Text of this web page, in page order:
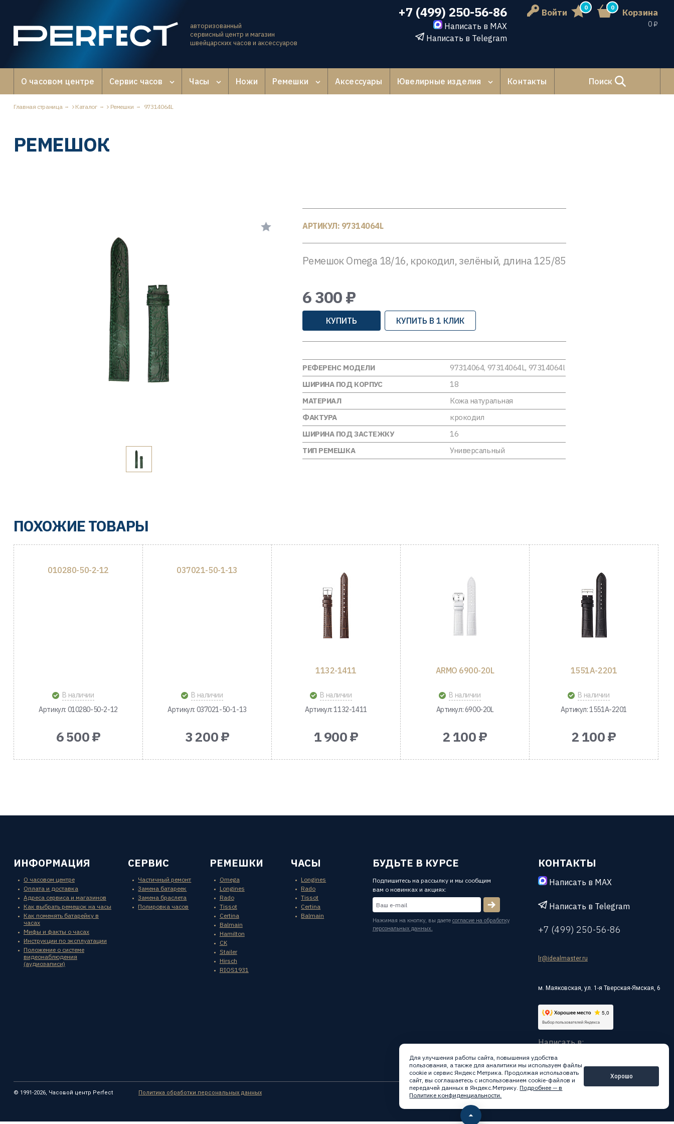
авторизованный
сервисный центр и магазин
швейцарских часов и аксессуаров
+7 (499) 250-56-86
Написать в MAX
Написать в Telegram
Войти 0 0 Корзина
0 ₽
О часовом центре Сервис часов Часы Ножи Ремешки Аксессуары Ювелирные изделия Контакты Поиск
Главная страница Каталог Ремешки 97314064L
РЕМЕШОК
АРТИКУЛ: 97314064L
Ремешок Omega 18/16, крокодил, зелёный, длина 125/85
6 300 ₽
КУПИТЬ КУПИТЬ В 1 КЛИК
РЕФЕРЕНС МОДЕЛИ
97314064, 97314064L, 97314064l
ШИРИНА ПОД КОРПУС
18
МАТЕРИАЛ
Кожа натуральная
ФАКТУРА
крокодил
ШИРИНА ПОД ЗАСТЕЖКУ
16
ТИП РЕМЕШКА
Универсальный
ПОХОЖИЕ ТОВАРЫ
010280-50-2-12
В наличии
Артикул: 010280-50-2-12
6 500 ₽
037021-50-1-13
В наличии
Артикул: 037021-50-1-13
3 200 ₽
1132-1411
В наличии
Артикул: 1132-1411
1 900 ₽
ARMO 6900-20L
В наличии
Артикул: 6900-20L
2 100 ₽
1551A-2201
В наличии
Артикул: 1551A-2201
2 100 ₽
ИНФОРМАЦИЯ
О часовом центре
Оплата и доставка
Адреса сервиса и магазинов
Как выбрать ремешок на часы
Как поменять батарейку в
часах
Мифы и факты о часах
Инструкции по эксплуатации
Положение о системе
видеонаблюдения
(аудиозаписи)
СЕРВИС
Частичный ремонт
Замена батареек
Замена браслета
Полировка часов
РЕМЕШКИ
Omega
Longines
Rado
Tissot
Certina
Balmain
Hamilton
CK
Stailer
Hirsch
RIOS1931
ЧАСЫ
Longines
Rado
Tissot
Certina
Balmain
БУДЬТЕ В КУРСЕ
Подпишитесь на рассылку и мы сообщим
вам о новинках и акциях:
Нажимая на кнопку, вы даете согласие на обработку
персональных данных.
КОНТАКТЫ
Написать в MAX
Написать в Telegram
+7 (499) 250-56-86
lr@idealmaster.ru
м. Маяковская, ул. 1-я Тверская-Ямская, 6
Написать в:
© 1991-2026, Часовой центр Perfect Политика обработки персональных данных
Для улучшения работы сайта, повышения удобства
пользования, а также для аналитики мы используем файлы
cookie и сервис Яндекс Метрика. Продолжая использовать
сайт, вы соглашаетесь с использованием cookie-файлов и
передачей данных в Яндекс.Метрику.Подробнее — в
Политике конфиденциальности.
Хорошо